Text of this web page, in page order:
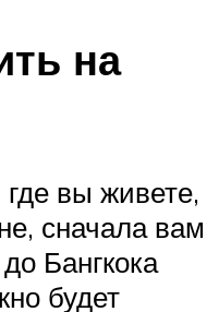
на
где вы живете,
сначала вам
Бангкока
будет